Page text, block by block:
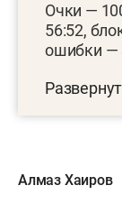
Очки —
56:52,
ошибки —
Алмаз Хаиров